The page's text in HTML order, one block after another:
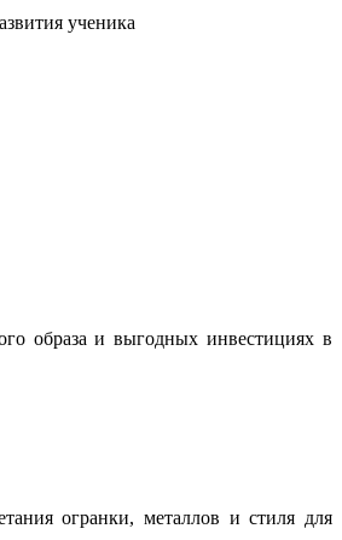
ученика
образа и выгодных инвестициях в
огранки, металлов и стиля для